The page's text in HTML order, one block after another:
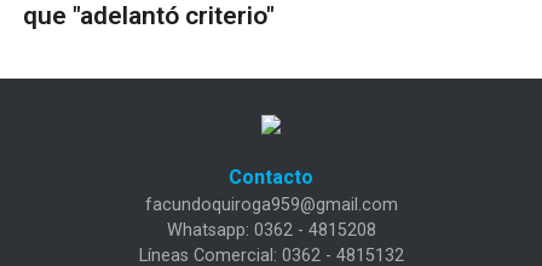
que "adelantó criterio"
Contacto
facundoquiroga959@gmail.com
Whatsapp: 0362 - 4815208
Líneas Comercial: 0362 - 4815132